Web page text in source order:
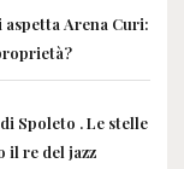
aspetta Arena Curi:
Spoleto . Le stelle
il re del jazz